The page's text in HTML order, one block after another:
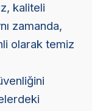
kaliteli
zamanda,
olarak temiz